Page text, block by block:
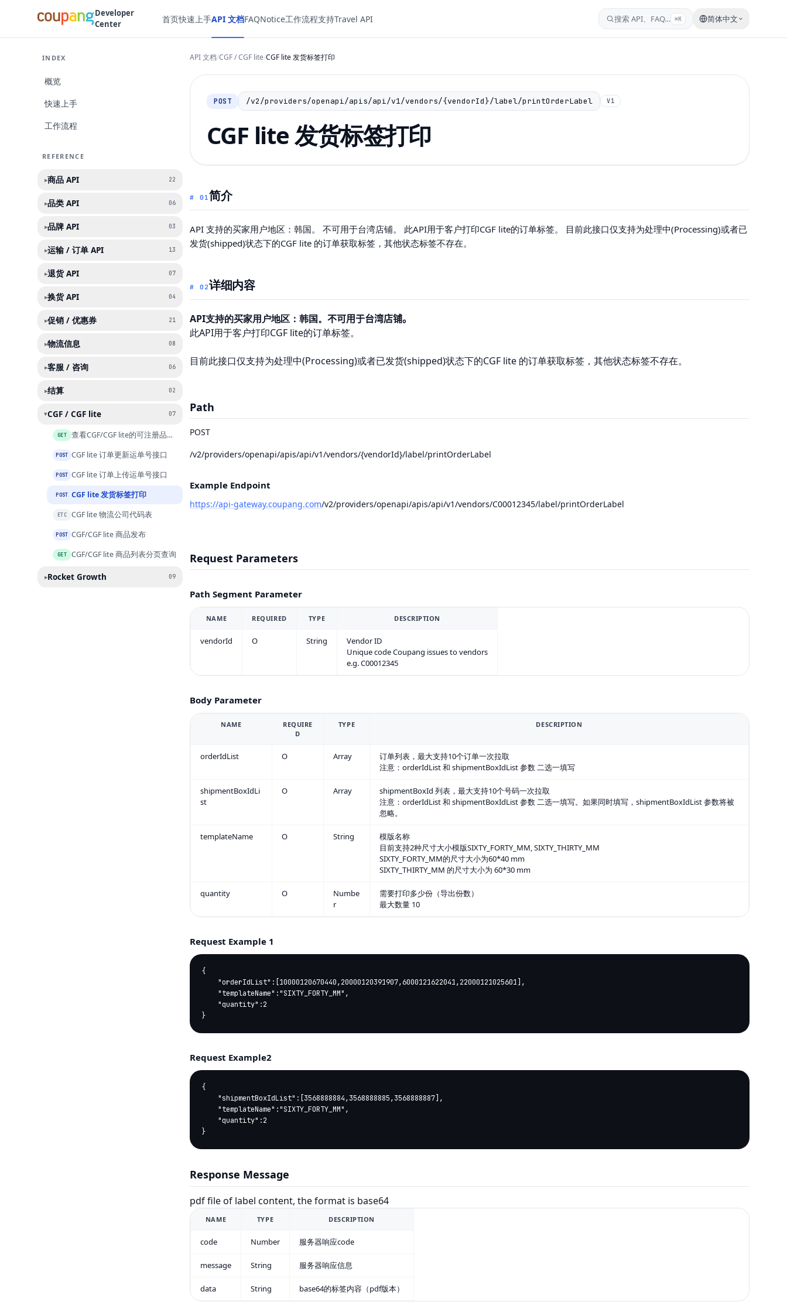
Developer
Center
首页快速上手API 文档FAQNotice工作流程支持Travel API 搜索 API、FAQ… ⌘K 简体中文
INDEX
概览
快速上手
工作流程
REFERENCE
▸商品 API 22
▸品类 API 06
▸品牌 API 03
▸运输 / 订单 API 13
▸退货 API 07
▸换货 API 04
▸促销 / 优惠券 21
▸物流信息 08
▸客服 / 咨询 06
▸结算 02
▸CGF / CGF lite 07
GET 查看CGF/CGF lite的可注册品类列表
POST CGF lite 订单更新运单号接口
POST CGF lite 订单上传运单号接口
POST CGF lite 发货标签打印
ETC CGF lite 物流公司代码表
POST CGF/CGF lite 商品发布
GET CGF/CGF lite 商品列表分页查询
▸Rocket Growth 09
API 文档/CGF / CGF lite/CGF lite 发货标签打印
POST /v2/providers/openapi/apis/api/v1/vendors/{vendorId}/label/printOrderLabel V1
CGF lite 发货标签打印
# 01简介
API 支持的买家用户地区：韩国。 不可用于台湾店铺。 此API用于客户打印CGF lite的订单标签。 目前此接口仅支持为处理中(Processing)或者已
发货(shipped)状态下的CGF lite 的订单获取标签，其他状态标签不存在。
# 02详细内容
API支持的买家用户地区：韩国。 不可用于台湾店铺。
此API用于客户打印CGF lite的订单标签。
目前此接口仅支持为处理中(Processing)或者已发货(shipped)状态下的CGF lite 的订单获取标签，其他状态标签不存在。
Path
POST
/v2/providers/openapi/apis/api/v1/vendors/{vendorId}/label/printOrderLabel
Example Endpoint
https://api-gateway.coupang.com/v2/providers/openapi/apis/api/v1/vendors/C00012345/label/printOrderLabel
Request Parameters
Path Segment Parameter
NAME REQUIRED TYPE DESCRIPTION
vendorId O String
Vendor ID
Unique code Coupang issues to vendors
e.g. C00012345
Body Parameter
NAME
REQUIRE
D
TYPE DESCRIPTION
orderIdList O Array
订单列表，最大支持10个订单一次拉取
注意：orderIdList 和 shipmentBoxIdList 参数 二选一填写
shipmentBoxIdLi
st
O Array
shipmentBoxId 列表，最大支持10个号码一次拉取
注意：orderIdList 和 shipmentBoxIdList 参数 二选一填写。如果同时填写，shipmentBoxIdList 参数将被
忽略。
templateName O String
模版名称
目前支持2种尺寸大小模版SIXTY_FORTY_MM, SIXTY_THIRTY_MM
SIXTY_FORTY_MM的尺寸大小为60*40 mm
SIXTY_THIRTY_MM 的尺寸大小为 60*30 mm
quantity O
Numbe
r
需要打印多少份（导出份数）
最大数量 10
Request Example 1
{
}
Request Example2
{
}
Response Message
pdf file of label content, the format is base64
NAME TYPE DESCRIPTION
code Number 服务器响应code
message String 服务器响应信息
data String base64的标签内容（pdf版本）